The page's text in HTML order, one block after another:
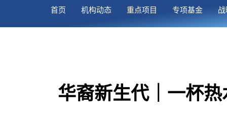
首页 机构动态 重点项目 专项基金
华裔新生代｜一杯